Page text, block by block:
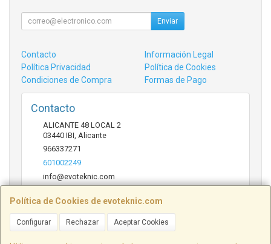
Política de Cookies de evoteknic.com
Configurar Rechazar Aceptar Cookies
Enviar
Contacto
Información Legal
Política Privacidad
Política de Cookies
Condiciones de Compra
Formas de Pago
Contacto
ALICANTE 48 LOCAL 2
03440 IBI, Alicante
966337271
601002249
info@evoteknic.com
Horario